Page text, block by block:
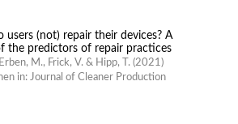
users (not) repair their devices? A
the predictors of repair practices
M., Frick, V. & Hipp, T. (2021)
in: Journal of Cleaner Production